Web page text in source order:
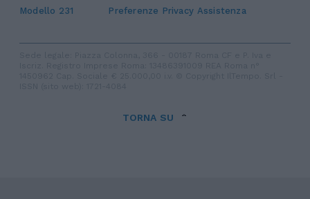
Modello 231
Preferenze Privacy Assistenza
TORNA SU